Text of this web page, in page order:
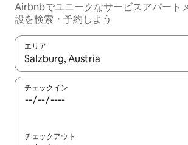
Airbnbでユニークなサービスアパート
設を検索・予約しよう
エリア
検索結果が表示されたら、上下の矢印キ
チェックイン
チェックアウト